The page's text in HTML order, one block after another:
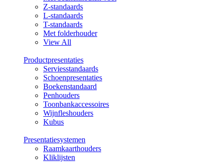
Z-standaards
L-standaards
T-standaards
Met folderhouder
View All
Productpresentaties
Serviesstandaards
Schoenpresentaties
Boekenstandaard
Penhouders
Toonbankaccessoires
Wijnfleshouders
Kubus
Presentatiesystemen
Raamkaarthouders
Kliklijsten